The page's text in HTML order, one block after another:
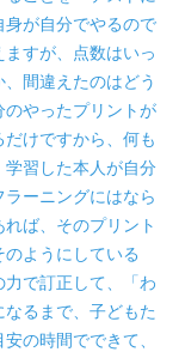
が自分でやるので
すが、点数はいっ
間違えたのはどう
やったプリントが
けですから、何も
習した本人が自分
ーニングにはなら
ば、そのプリント
ようにしている
で訂正して、「わ
るまで、子どもた
の時間でできて、